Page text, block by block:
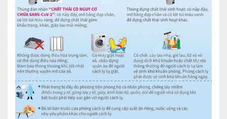
Lấy mẫu xét nghiệm tại nhà
Bảo hiểm Y tế
Bảo lãnh viện phí HỎI ĐÁP
TUYỂN DỤNG TRA CỨU HỒ SƠ